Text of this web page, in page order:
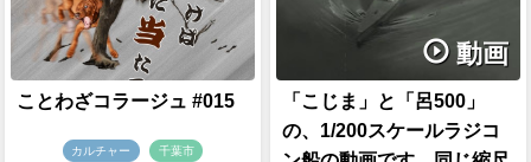
ことわざコラージュ #015
カルチャー 千葉市
動画
「こじま」と「呂500」
の、1/200スケールラジコ